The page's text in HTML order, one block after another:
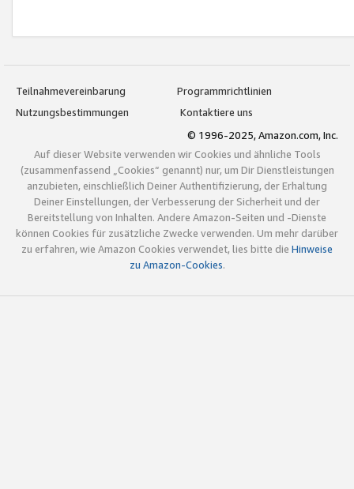
Teilnahmevereinbarung
Programmrichtlinien
Nutzungsbestimmungen
Kontaktiere uns
© 1996-2025, Amazon.com, Inc.
Auf dieser Website verwenden wir Cookies und ähnliche Tools
(zusammenfassend „Cookies“ genannt) nur, um Dir Dienstleistungen
anzubieten, einschließlich Deiner Authentifizierung, der Erhaltung
Deiner Einstellungen, der Verbesserung der Sicherheit und der
Bereitstellung von Inhalten. Andere Amazon-Seiten und -Dienste
können Cookies für zusätzliche Zwecke verwenden. Um mehr darüber
zu erfahren, wie Amazon Cookies verwendet, lies bitte die Hinweise
zu Amazon-Cookies.